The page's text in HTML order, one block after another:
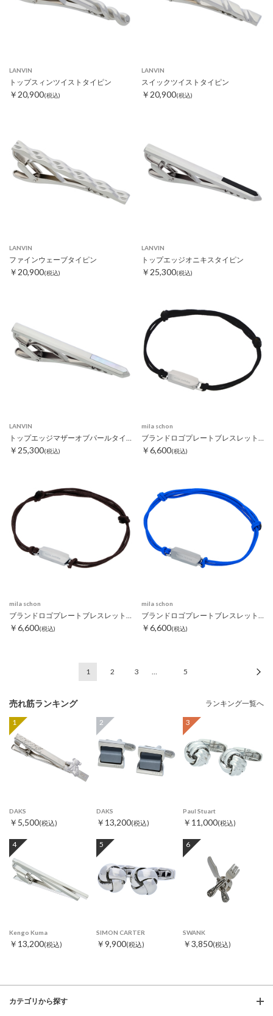
LANVIN
トップスィンツイストタイピン
￥20,900(税込)
LANVIN
スイックツイストタイピン
￥20,900(税込)
LANVIN
ファインウェーブタイピン
￥20,900(税込)
LANVIN
トップエッジオニキスタイピン
￥25,300(税込)
LANVIN
￥25,300(税込)
mila schon
￥6,600(税込)
mila schon
ブランドロゴプレートブレスレット ダークブラウン
￥6,600(税込)
mila schon
ブランドロゴプレートブレスレット ブルー
￥6,600(税込)
1 2 3 … 5
売れ筋ランキング ランキング一覧へ
1
DAKS
￥5,500(税込)
2
DAKS
￥13,200(税込)
3
Paul Stuart
￥11,000(税込)
4
Kengo Kuma
￥13,200(税込)
5
SIMON CARTER
￥9,900(税込)
6
SWANK
￥3,850(税込)
カテゴリから探す